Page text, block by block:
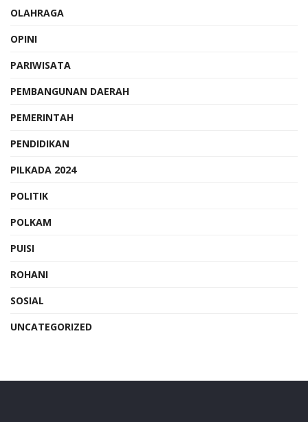
OLAHRAGA
OPINI
PARIWISATA
PEMBANGUNAN DAERAH
PEMERINTAH
PENDIDIKAN
PILKADA 2024
POLITIK
POLKAM
PUISI
ROHANI
SOSIAL
UNCATEGORIZED